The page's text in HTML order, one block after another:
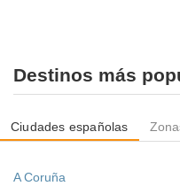
Destinos más
Ciudades españolas
A Coruña